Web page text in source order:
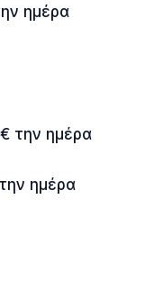
ημέρα
την ημέρα
ημέρα